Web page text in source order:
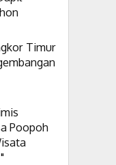
Timur
Poopoh